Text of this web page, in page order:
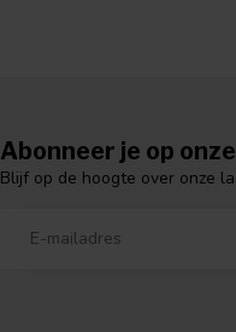
Abonneer je op
Blijf op de hoogte over onze